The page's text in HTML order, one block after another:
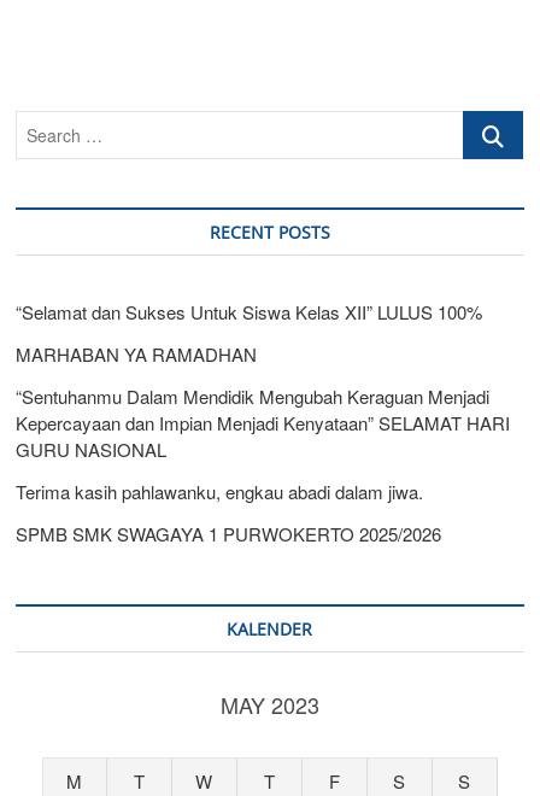
Search
RECENT POSTS
“Selamat dan Sukses Untuk Siswa Kelas XII” LULUS 100%
MARHABAN YA RAMADHAN
“Sentuhanmu Dalam Mendidik Mengubah Keraguan Menjadi
Kepercayaan dan Impian Menjadi Kenyataan” SELAMAT HARI
GURU NASIONAL
Terima kasih pahlawanku, engkau abadi dalam jiwa.
SPMB SMK SWAGAYA 1 PURWOKERTO 2025/2026
KALENDER
MAY 2023
M T W T F S
S